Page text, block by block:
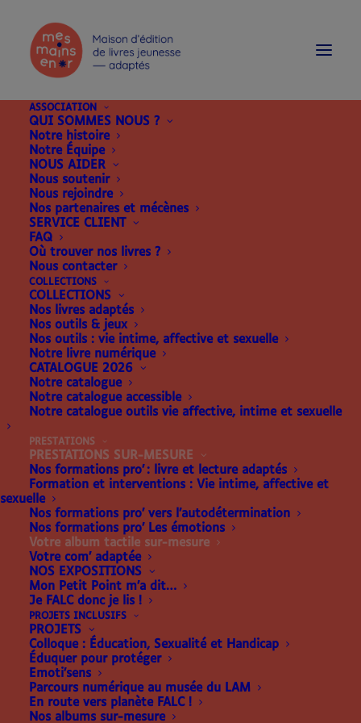
ASSOCIATION
QUI SOMMES NOUS ?
Notre histoire
Notre Équipe
NOUS AIDER
Nous soutenir
Nous rejoindre
Nos partenaires et mécènes
SERVICE CLIENT
FAQ
Où trouver nos livres ?
Nous contacter
COLLECTIONS
COLLECTIONS
Nos livres adaptés
Nos outils & jeux
Nos outils : vie intime, affective et sexuelle
Notre livre numérique
CATALOGUE 2026
Notre catalogue
Notre catalogue accessible
Notre catalogue outils vie affective, intime et sexuelle
PRESTATIONS
PRESTATIONS SUR-MESURE
Nos formations pro’ : livre et lecture adaptés
Formation et interventions : Vie intime, affective et
sexuelle
Nos formations pro’ vers l’autodétermination
Nos formations pro’ Les émotions
Votre album tactile sur-mesure
Votre com’ adaptée
NOS EXPOSITIONS
Mon Petit Point m’a dit…
Je FALC donc je lis !
PROJETS INCLUSIFS
PROJETS
Colloque : Éducation, Sexualité et Handicap
Éduquer pour protéger
Emoti’sens
Parcours numérique au musée du LAM
En route vers planète FALC !
Nos albums sur-mesure
ALBUMS TACTILES
SUR-MESURE !
DE LA CO-CONCEPTION À
L’IMPRESSION
Créons ensemble un
album adapté à votre lieu
culturel !